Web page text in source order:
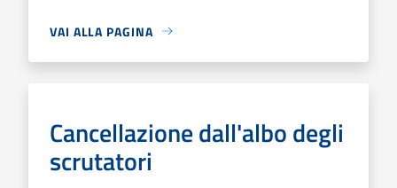
VAI ALLA PAGINA
Cancellazione dall'albo degli
scrutatori